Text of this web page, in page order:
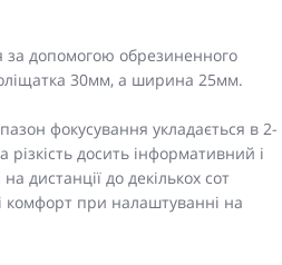
за допомогою обрезиненного
30мм, а ширина 25мм.
фокусування укладається в 2-
досить інформативний і
дистанції до декількох сот
комфорт при налаштуванні на